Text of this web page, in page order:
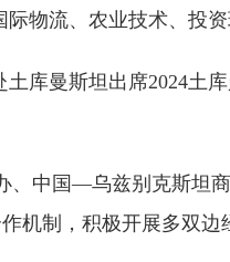
物流、农业技术、投资
曼斯坦出席2024土
中国—乌兹别克斯坦
机制，积极开展多双边